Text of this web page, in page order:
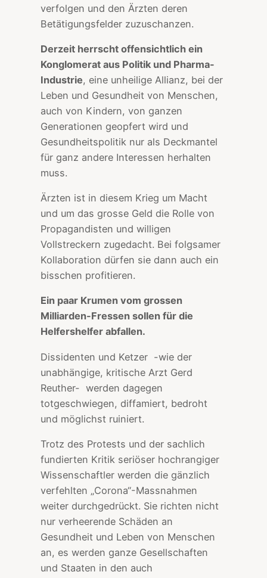
verfolgen und den Ärzten deren
Betätigungsfelder zuzuschanzen.
Derzeit herrscht offensichtlich ein
Konglomerat aus Politik und Pharma-
Industrie, eine unheilige Allianz, bei der
Leben und Gesundheit von Menschen,
auch von Kindern, von ganzen
Generationen geopfert wird und
Gesundheitspolitik nur als Deckmantel
für ganz andere Interessen herhalten
muss.
Ärzten ist in diesem Krieg um Macht
und um das grosse Geld die Rolle von
Propagandisten und willigen
Vollstreckern zugedacht. Bei folgsamer
Kollaboration dürfen sie dann auch ein
bisschen profitieren.
Ein paar Krumen vom grossen
Milliarden-Fressen sollen für die
Helfershelfer abfallen.
Dissidenten und Ketzer -wie der
unabhängige, kritische Arzt Gerd
Reuther- werden dagegen
totgeschwiegen, diffamiert, bedroht
und möglichst ruiniert.
Trotz des Protests und der sachlich
fundierten Kritik seriöser hochrangiger
Wissenschaftler werden die gänzlich
verfehlten „Corona“-Massnahmen
weiter durchgedrückt. Sie richten nicht
nur verheerende Schäden an
Gesundheit und Leben von Menschen
an, es werden ganze Gesellschaften
und Staaten in den auch